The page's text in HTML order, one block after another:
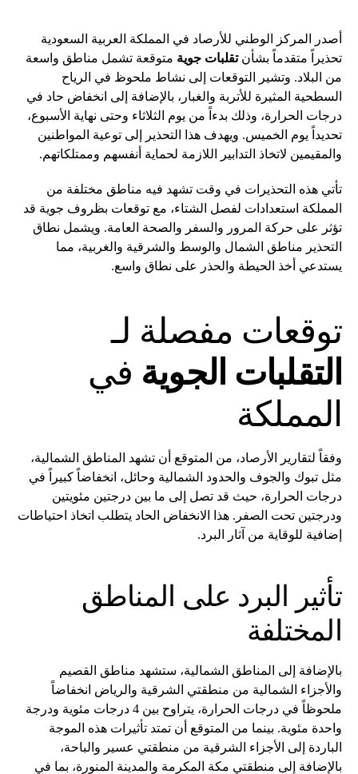
أصدر المركز الوطني للأرصاد في المملكة العربية السعودية
تحذيراً متقدماً بشأنتقلبات جوية متوقعة تشمل مناطق واسعة
من البلاد. وتشير التوقعات إلى نشاط ملحوظ في الرياح
السطحية المثيرة للأتربة والغبار، بالإضافة إلى انخفاض حاد في
درجات الحرارة، وذلك بدءاً من يوم الثلاثاء وحتى نهاية الأسبوع،
تحديداً يوم الخميس. ويهدف هذا التحذير إلى توعية المواطنين
والمقيمين لاتخاذ التدابير اللازمة لحماية أنفسهم وممتلكاتهم.
تأتي هذه التحذيرات في وقت تشهد فيه مناطق مختلفة من
المملكة استعدادات لفصل الشتاء، مع توقعات بظروف جوية قد
تؤثر على حركة المرور والسفر والصحة العامة. ويشمل نطاق
التحذير مناطق الشمال والوسط والشرقية والغربية، مما
يستدعي أخذ الحيطة والحذر على نطاق واسع.
توقعات مفصلة لـ
التقلبات الجوية في
المملكة
وفقاً لتقارير الأرصاد، من المتوقع أن تشهد المناطق الشمالية،
مثل تبوك والجوف والحدود الشمالية وحائل، انخفاضاً كبيراً في
درجات الحرارة، حيث قد تصل إلى ما بين درجتين مئويتين
ودرجتين تحت الصفر. هذا الانخفاض الحاد يتطلب اتخاذ احتياطات
إضافية للوقاية من آثار البرد.
تأثير البرد على المناطق
المختلفة
بالإضافة إلى المناطق الشمالية، ستشهد مناطق القصيم
والأجزاء الشمالية من منطقتي الشرقية والرياض انخفاضاً
ملحوظاً في درجات الحرارة، يتراوح بين 4 درجات مئوية ودرجة
واحدة مئوية. بينما من المتوقع أن تمتد تأثيرات هذه الموجة
الباردة إلى الأجزاء الشرقية من منطقتي عسير والباحة،
بالإضافة إلى منطقتي مكة المكرمة والمدينة المنورة، بما في